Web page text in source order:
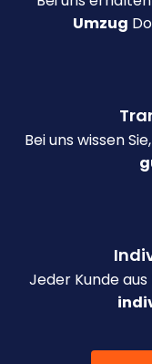
Umzug
Bei uns wissen
Jeder Kunde